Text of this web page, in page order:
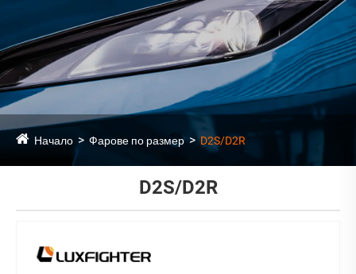
Начало Фарове по размер D2S/D2R
D2S/D2R